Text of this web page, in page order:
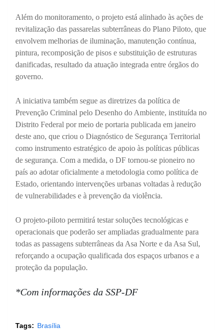
Além do monitoramento, o projeto está alinhado às ações de
revitalização das passarelas subterrâneas do Plano Piloto, que
envolvem melhorias de iluminação, manutenção contínua,
pintura, recomposição de pisos e substituição de estruturas
danificadas, resultado da atuação integrada entre órgãos do
governo.
A iniciativa também segue as diretrizes da política de
Prevenção Criminal pelo Desenho do Ambiente, instituída no
Distrito Federal por meio de portaria publicada em janeiro
deste ano, que criou o Diagnóstico de Segurança Territorial
como instrumento estratégico de apoio às políticas públicas
de segurança. Com a medida, o DF tornou-se pioneiro no
país ao adotar oficialmente a metodologia como política de
Estado, orientando intervenções urbanas voltadas à redução
de vulnerabilidades e à prevenção da violência.
O projeto-piloto permitirá testar soluções tecnológicas e
operacionais que poderão ser ampliadas gradualmente para
todas as passagens subterrâneas da Asa Norte e da Asa Sul,
reforçando a ocupação qualificada dos espaços urbanos e a
proteção da população.
*Com informações da SSP-DF
Tags: Brasília